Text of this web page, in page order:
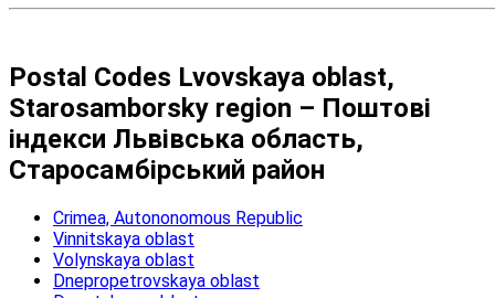
Postal Codes Lvovskaya oblast,
Starosamborsky region – Поштові
індекси Львівська область,
Старосамбірський район
Crimea, Autononomous Republic
Vinnitskaya oblast
Volynskaya oblast
Dnepropetrovskaya oblast